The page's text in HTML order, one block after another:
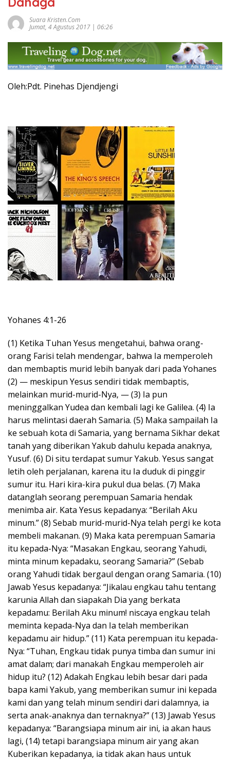
Suara Kristen.com
Jumat, 4 Agustus 2017 | 06:26
Oleh:Pdt. Pinehas Djendjengi
Yohanes 4:1-26
(1) Ketika Tuhan Yesus mengetahui, bahwa orang-
orang Farisi telah mendengar, bahwa Ia memperoleh
dan membaptis murid lebih banyak dari pada Yohanes
(2) — meskipun Yesus sendiri tidak membaptis,
melainkan murid-murid-Nya, — (3) Ia pun
meninggalkan Yudea dan kembali lagi ke Galilea. (4) Ia
harus melintasi daerah Samaria. (5) Maka sampailah Ia
ke sebuah kota di Samaria, yang bernama Sikhar dekat
tanah yang diberikan Yakub dahulu kepada anaknya,
Yusuf. (6) Di situ terdapat sumur Yakub. Yesus sangat
letih oleh perjalanan, karena itu Ia duduk di pinggir
sumur itu. Hari kira-kira pukul dua belas. (7) Maka
datanglah seorang perempuan Samaria hendak
menimba air. Kata Yesus kepadanya: “Berilah Aku
minum.” (8) Sebab murid-murid-Nya telah pergi ke kota
membeli makanan. (9) Maka kata perempuan Samaria
itu kepada-Nya: “Masakan Engkau, seorang Yahudi,
minta minum kepadaku, seorang Samaria?” (Sebab
orang Yahudi tidak bergaul dengan orang Samaria. (10)
Jawab Yesus kepadanya: “Jikalau engkau tahu tentang
karunia Allah dan siapakah Dia yang berkata
kepadamu: Berilah Aku minum! niscaya engkau telah
meminta kepada-Nya dan Ia telah memberikan
kepadamu air hidup.” (11) Kata perempuan itu kepada-
Nya: “Tuhan, Engkau tidak punya timba dan sumur ini
amat dalam; dari manakah Engkau memperoleh air
hidup itu? (12) Adakah Engkau lebih besar dari pada
bapa kami Yakub, yang memberikan sumur ini kepada
kami dan yang telah minum sendiri dari dalamnya, ia
serta anak-anaknya dan ternaknya?” (13) Jawab Yesus
kepadanya: “Barangsiapa minum air ini, ia akan haus
lagi, (14) tetapi barangsiapa minum air yang akan
Kuberikan kepadanya, ia tidak akan haus untuk